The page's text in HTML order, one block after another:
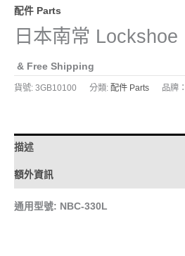
配件 Parts
日本南常 Lockshoe
& Free Shipping
貨號: 3GB10100 分類: 配件 Parts 品牌：
描述
額外資訊
通用型號: NBC-330L